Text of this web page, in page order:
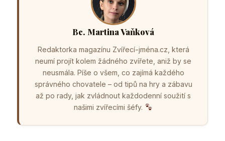
Bc. Martina Vaňková
Redaktorka magazínu Zvířecí-jména.cz, která
neumí projít kolem žádného zvířete, aniž by se
neusmála. Píše o všem, co zajímá každého
správného chovatele – od tipů na hry a zábavu
až po rady, jak zvládnout každodenní soužití s
našimi zvířecími šéfy.